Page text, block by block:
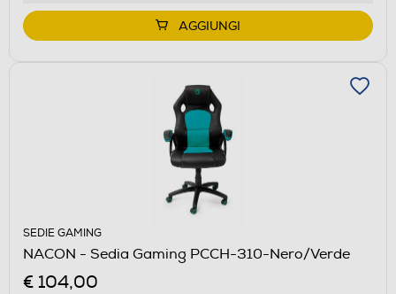
AGGIUNGI
SEDIE GAMING
NACON - Sedia Gaming PCCH-310-Nero/Verde
€ 104,00